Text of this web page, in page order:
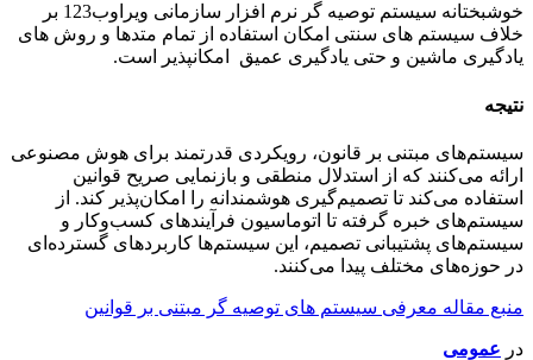
خوشبختانه سیستم توصیه گر نرم افزار سازمانی ویراوب123 بر
خلاف سیستم های سنتی امکان استفاده از تمام متدها و روش های
یادگیری ماشین و حتی یادگیری عمیق امکانپذیر است.
نتیجه
سیستم‌های مبتنی بر قانون، رویکردی قدرتمند برای هوش مصنوعی
ارائه می‌کنند که از استدلال منطقی و بازنمایی صریح قوانین
استفاده می‌کند تا تصمیم‌گیری هوشمندانه را امکان‌پذیر کند. از
سیستم‌های خبره گرفته تا اتوماسیون فرآیندهای کسب‌وکار و
سیستم‌های پشتیبانی تصمیم، این سیستم‌ها کاربردهای گسترده‌ای
در حوزه‌های مختلف پیدا می‌کنند.
منبع مقاله معرفی سیستم های توصیه گر مبتنی بر قوانین
در عمومی